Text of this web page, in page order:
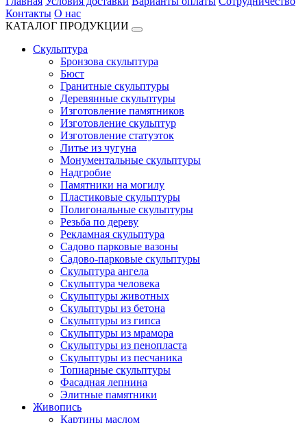
Контакты О нас
КАТАЛОГ ПРОДУКЦИИ
Скульптура
Бронзова скульптура
Бюст
Гранитные скульптуры
Деревянные скульптуры
Изготовление памятников
Изготовление скульптур
Изготовление статуэток
Литье из чугуна
Монументальные скульптуры
Надгробие
Памятники на могилу
Пластиковые скульптуры
Полигональные скульптуры
Резьба по дереву
Рекламная скульптура
Садово парковые вазоны
Садово-парковые скульптуры
Скульптура ангела
Скульптура человека
Скульптуры животных
Скульптуры из бетона
Скульптуры из гипса
Скульптуры из мрамора
Скульптуры из пенопласта
Скульптуры из песчаника
Топиарные скульптуры
Фасадная лепнина
Элитные памятники
Живопись
Картины маслом